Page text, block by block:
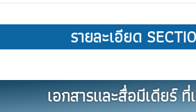
รายละเอียด
เอกสารและสื่อมีเดียร์